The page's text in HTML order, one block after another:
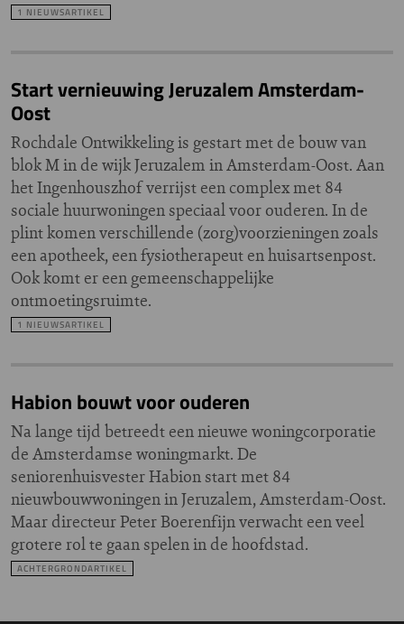
1 NIEUWSARTIKEL
Start vernieuwing Jeruzalem Amsterdam-
Oost
Rochdale Ontwikkeling is gestart met de bouw van
blok M in de wijk Jeruzalem in Amsterdam-Oost. Aan
het Ingenhouszhof verrijst een complex met 84
sociale huurwoningen speciaal voor ouderen. In de
plint komen verschillende (zorg)voorzieningen zoals
een apotheek, een fysiotherapeut en huisartsenpost.
Ook komt er een gemeenschappelijke
ontmoetingsruimte.
1 NIEUWSARTIKEL
Habion bouwt voor ouderen
Na lange tijd betreedt een nieuwe woningcorporatie
de Amsterdamse woningmarkt. De
seniorenhuisvester Habion start met 84
nieuwbouwwoningen in Jeruzalem, Amsterdam-Oost.
Maar directeur Peter Boerenfijn verwacht een veel
grotere rol te gaan spelen in de hoofdstad.
ACHTERGRONDARTIKEL